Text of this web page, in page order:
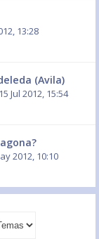
13:28
(Avila)
15 Jul 2012, 15:54
2012, 10:10